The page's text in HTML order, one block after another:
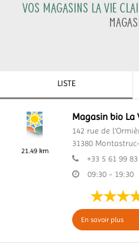
Vos magasins La Vie
LISTE
21.49 km
Magasin bio La
142 rue de
31380
+33 5 61 99
09:30 - 19:30
En savoir plus